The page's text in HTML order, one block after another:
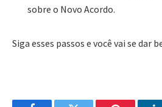
sobre o Novo Acordo.
Siga esses passos e você vai se dar